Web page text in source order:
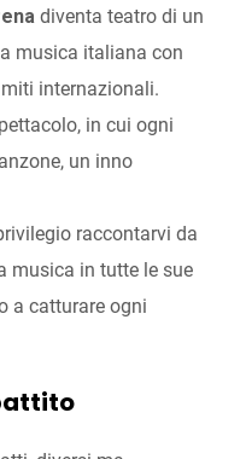
diventa teatro di un
musica italiana con
miti internazionali.
in cui ogni
un inno
raccontarvi da
musica in tutte le sue
a catturare ogni